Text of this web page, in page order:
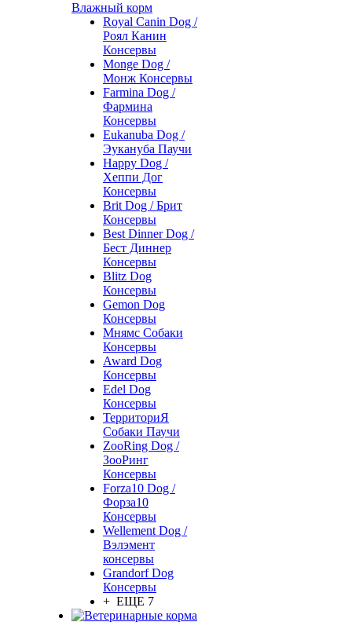
Влажный корм
Royal Canin Dog /
Роял Канин
Консервы
Monge Dog /
Монж Консервы
Farmina Dog /
Фармина
Консервы
Eukanuba Dog /
Эукануба Паучи
Happy Dog /
Хеппи Дог
Консервы
Brit Dog / Брит
Консервы
Best Dinner Dog /
Бест Диннер
Консервы
Blitz Dog
Консервы
Gemon Dog
Консервы
Мнямс Собаки
Консервы
Award Dog
Консервы
Edel Dog
Консервы
ТерриториЯ
Собаки Паучи
ZooRing Dog /
ЗооРинг
Консервы
Forza10 Dog /
Форза10
Консервы
Wellement Dog /
Вэлэмент
консервы
Grandorf Dog
Консервы
+ ЕЩЕ 7